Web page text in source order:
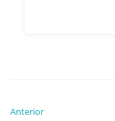
Anterior